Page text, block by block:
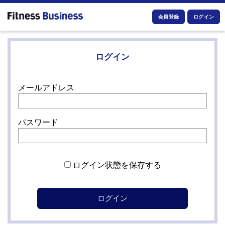
会員登録 ログイン
ログイン
メールアドレス
パスワード
ログイン状態を保存する